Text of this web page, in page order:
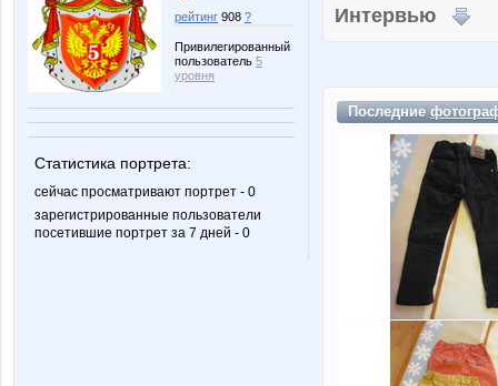
рейтинг 908 ?
Привилегированный
пользователь 5
уровня
Статистика портрета:
сейчас просматривают портрет - 0
зарегистрированные пользователи
посетившие портрет за 7 дней - 0
Интервью
Последние